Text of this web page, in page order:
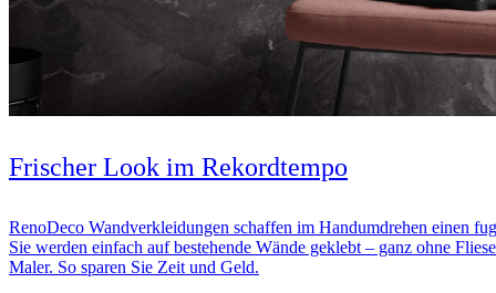
Frischer Look im Rekordtempo
RenoDeco Wandverkleidungen schaffen im Handumdrehen einen
Sie werden einfach auf bestehende Wände geklebt – ganz ohne
Maler. So sparen Sie Zeit und Geld.